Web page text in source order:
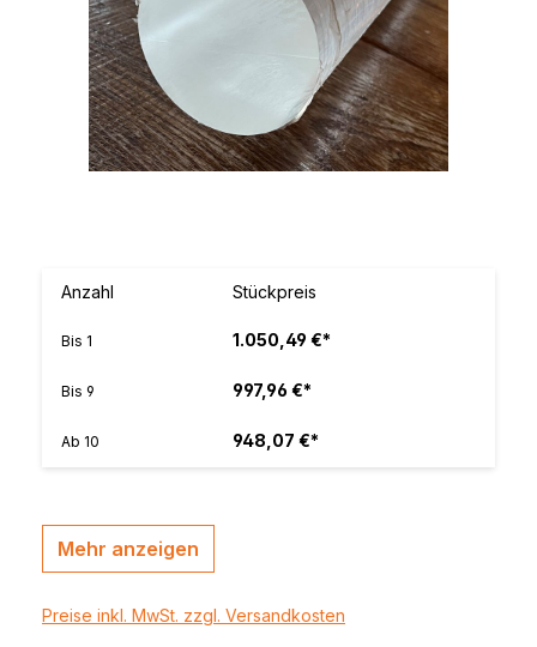
Anzahl Stückpreis
Bis 1 1.050,49 €*
Bis 9 997,96 €*
Ab 10 948,07 €*
Mehr anzeigen
Preise inkl. MwSt. zzgl. Versandkosten